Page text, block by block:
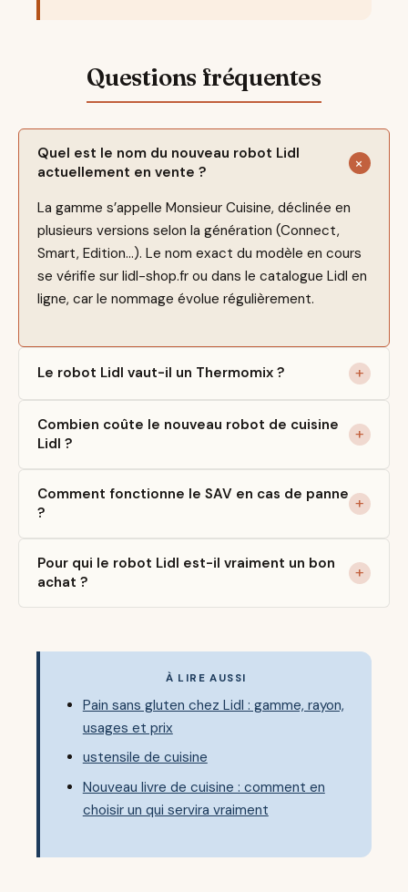
Quel est le nom du nouveau robot Lidl
actuellement en vente ?
La gamme s’appelle Monsieur Cuisine, déclinée en
plusieurs versions selon la génération (Connect,
Smart, Edition…). Le nom exact du modèle en cours
se vérifie sur lidl-shop.fr ou dans le catalogue Lidl en
ligne, car le nommage évolue régulièrement.
Le robot Lidl vaut-il un Thermomix ?
Combien coûte le nouveau robot de cuisine
Lidl ?
Comment fonctionne le SAV en cas de panne
?
Pour qui le robot Lidl est-il vraiment un bon
achat ?
À LIRE AUSSI
Pain sans gluten chez Lidl : gamme, rayon,
usages et prix
ustensile de cuisine
Nouveau livre de cuisine : comment en
choisir un qui servira vraiment